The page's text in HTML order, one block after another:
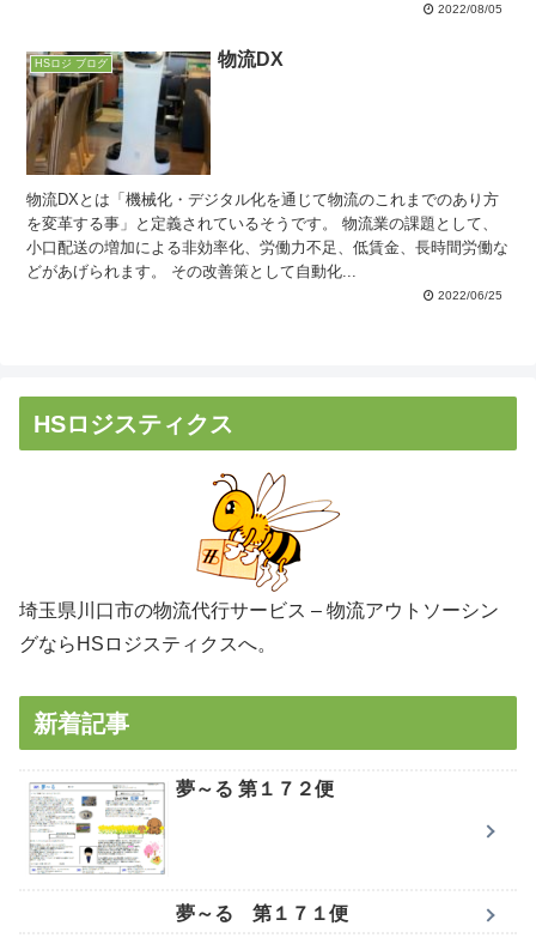
2022/08/05
HSロジ ブログ 物流DX
物流DXとは「機械化・デジタル化を通じて物流のこれまでのあり方
を変革する事」と定義されているそうです。 物流業の課題として、
小口配送の増加による非効率化、労働力不足、低賃金、長時間労働な
どがあげられます。 その改善策として自動化...
2022/06/25
HSロジスティクス
埼玉県川口市の物流代行サービス – 物流アウトソーシン
グならHSロジスティクスへ。
新着記事
夢～る 第１７２便
夢～る 第１７１便